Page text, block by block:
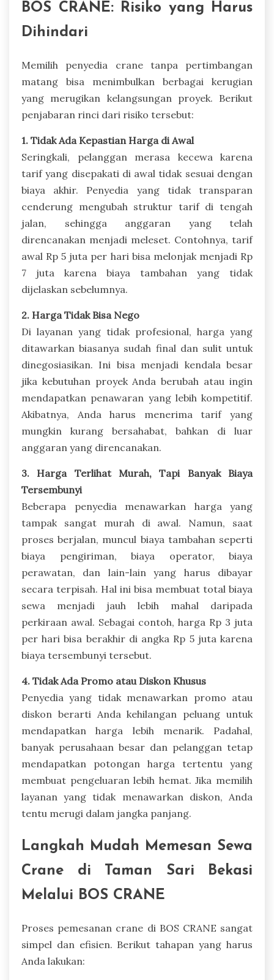
BOS CRANE: Risiko yang Harus
Dihindari
Memilih penyedia crane tanpa pertimbangan
matang bisa menimbulkan berbagai kerugian
yang merugikan kelangsungan proyek. Berikut
penjabaran rinci dari risiko tersebut:
1. Tidak Ada Kepastian Harga di Awal
Seringkali, pelanggan merasa kecewa karena
tarif yang disepakati di awal tidak sesuai dengan
biaya akhir. Penyedia yang tidak transparan
cenderung mengubah struktur tarif di tengah
jalan, sehingga anggaran yang telah
direncanakan menjadi meleset. Contohnya, tarif
awal Rp 5 juta per hari bisa melonjak menjadi Rp
7 juta karena biaya tambahan yang tidak
dijelaskan sebelumnya.
2. Harga Tidak Bisa Nego
Di layanan yang tidak profesional, harga yang
ditawarkan biasanya sudah final dan sulit untuk
dinegosiasikan. Ini bisa menjadi kendala besar
jika kebutuhan proyek Anda berubah atau ingin
mendapatkan penawaran yang lebih kompetitif.
Akibatnya, Anda harus menerima tarif yang
mungkin kurang bersahabat, bahkan di luar
anggaran yang direncanakan.
3. Harga Terlihat Murah, Tapi Banyak Biaya
Tersembunyi
Beberapa penyedia menawarkan harga yang
tampak sangat murah di awal. Namun, saat
proses berjalan, muncul biaya tambahan seperti
biaya pengiriman, biaya operator, biaya
perawatan, dan lain-lain yang harus dibayar
secara terpisah. Hal ini bisa membuat total biaya
sewa menjadi jauh lebih mahal daripada
perkiraan awal. Sebagai contoh, harga Rp 3 juta
per hari bisa berakhir di angka Rp 5 juta karena
biaya tersembunyi tersebut.
4. Tidak Ada Promo atau Diskon Khusus
Penyedia yang tidak menawarkan promo atau
diskon berarti Anda kehilangan peluang untuk
mendapatkan harga lebih menarik. Padahal,
banyak perusahaan besar dan pelanggan tetap
mendapatkan potongan harga tertentu yang
membuat pengeluaran lebih hemat. Jika memilih
layanan yang tidak menawarkan diskon, Anda
tentu merugi dalam jangka panjang.
Langkah Mudah Memesan Sewa
Crane di Taman Sari Bekasi
Melalui BOS CRANE
Proses pemesanan crane di BOS CRANE sangat
simpel dan efisien. Berikut tahapan yang harus
Anda lakukan: